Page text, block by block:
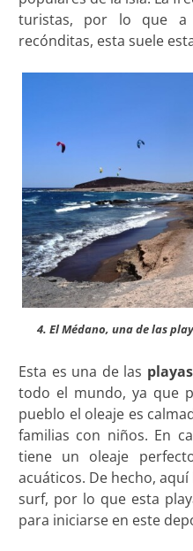
turistas, por lo que a
recónditas, esta suele
4. El Médano, una de las
Esta es una de las
todo el mundo, ya que
pueblo el oleaje es
familias con niños. En
tiene un oleaje
acuáticos. De hecho,
surf, por lo que esta
para iniciarse en este